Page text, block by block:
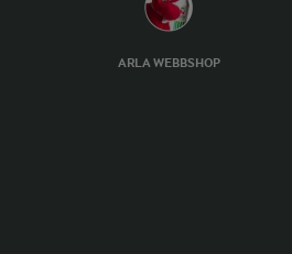
ARLA WEBBSHOP